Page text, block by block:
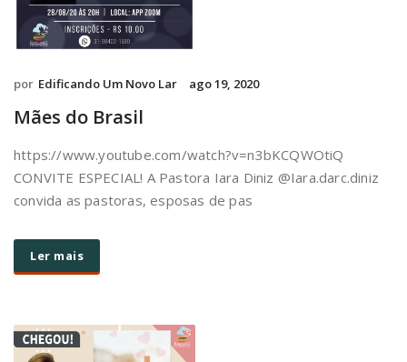
por Edificando Um Novo Lar ago 19, 2020
Mães do Brasil
https://www.youtube.com/watch?v=n3bKCQWOtiQ
CONVITE ESPECIAL! A Pastora Iara Diniz @Iara.darc.diniz
convida as pastoras, esposas de pas
Ler mais